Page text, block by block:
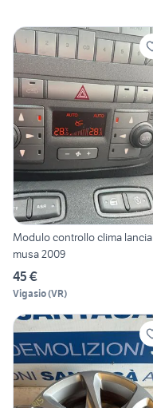
Modulo controllo clima lancia
musa 2009
45 €
Vigasio(VR)